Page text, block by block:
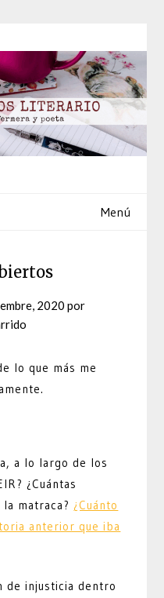
Menú
2020 por
lo que más me
a lo largo de los
¿Cuántas
la matraca?¿Cuánto
anterior que iba
de injusticia dentro